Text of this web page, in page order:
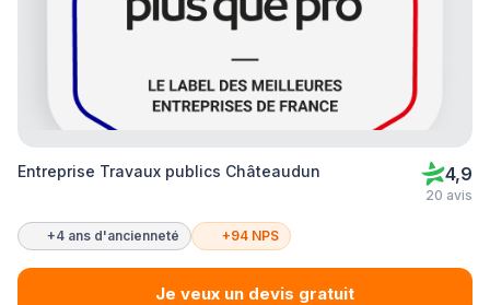
Entreprise Travaux publics Châteaudun 4,9
20 avis
+4 ans d'ancienneté +94 NPS
Je veux un devis gratuit